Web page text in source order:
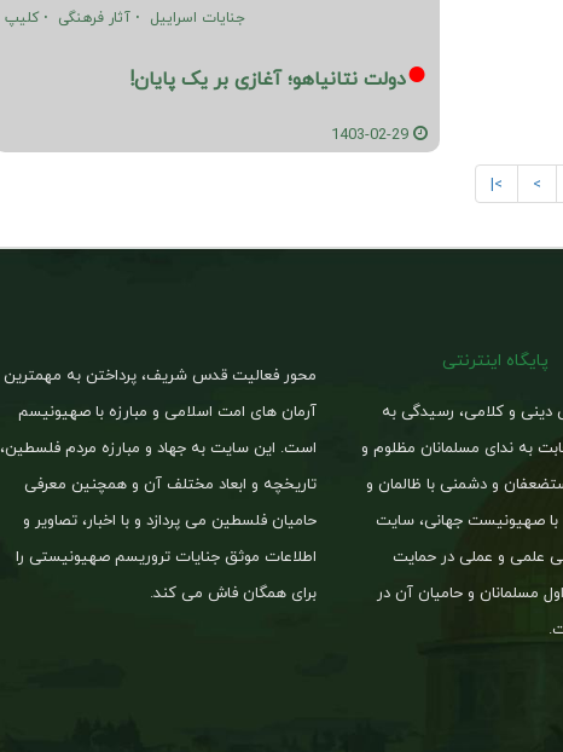
جنایات اسراییل آثار فرهنگی کلیپ
دولت نتانیاهو؛ آغازی بر یک پایان!
>
>|
پایگاه اینترنتی
دینی و کلامی، رسیدگی به
به ندای مسلمانان مظلوم و
و دشمنی با ظالمان و
با صهیونیست جهانی، سایت
و عملی در حمایت
مسلمانان و حامیان آن در
محور فعالیت قدس شریف، پرداختن به مهمترین
آرمان های امت اسلامی و مبارزه با صهیونیسم
است. این سایت به جهاد و مبارزه مردم فلسطین،
تاریخچه و ابعاد مختلف آن و همچنین معرفی
حامیان فلسطین می پردازد و با اخبار، تصاویر و
اطلاعات موثق جنایات تروریسم صهیونیستی را
برای همگان فاش می کند.